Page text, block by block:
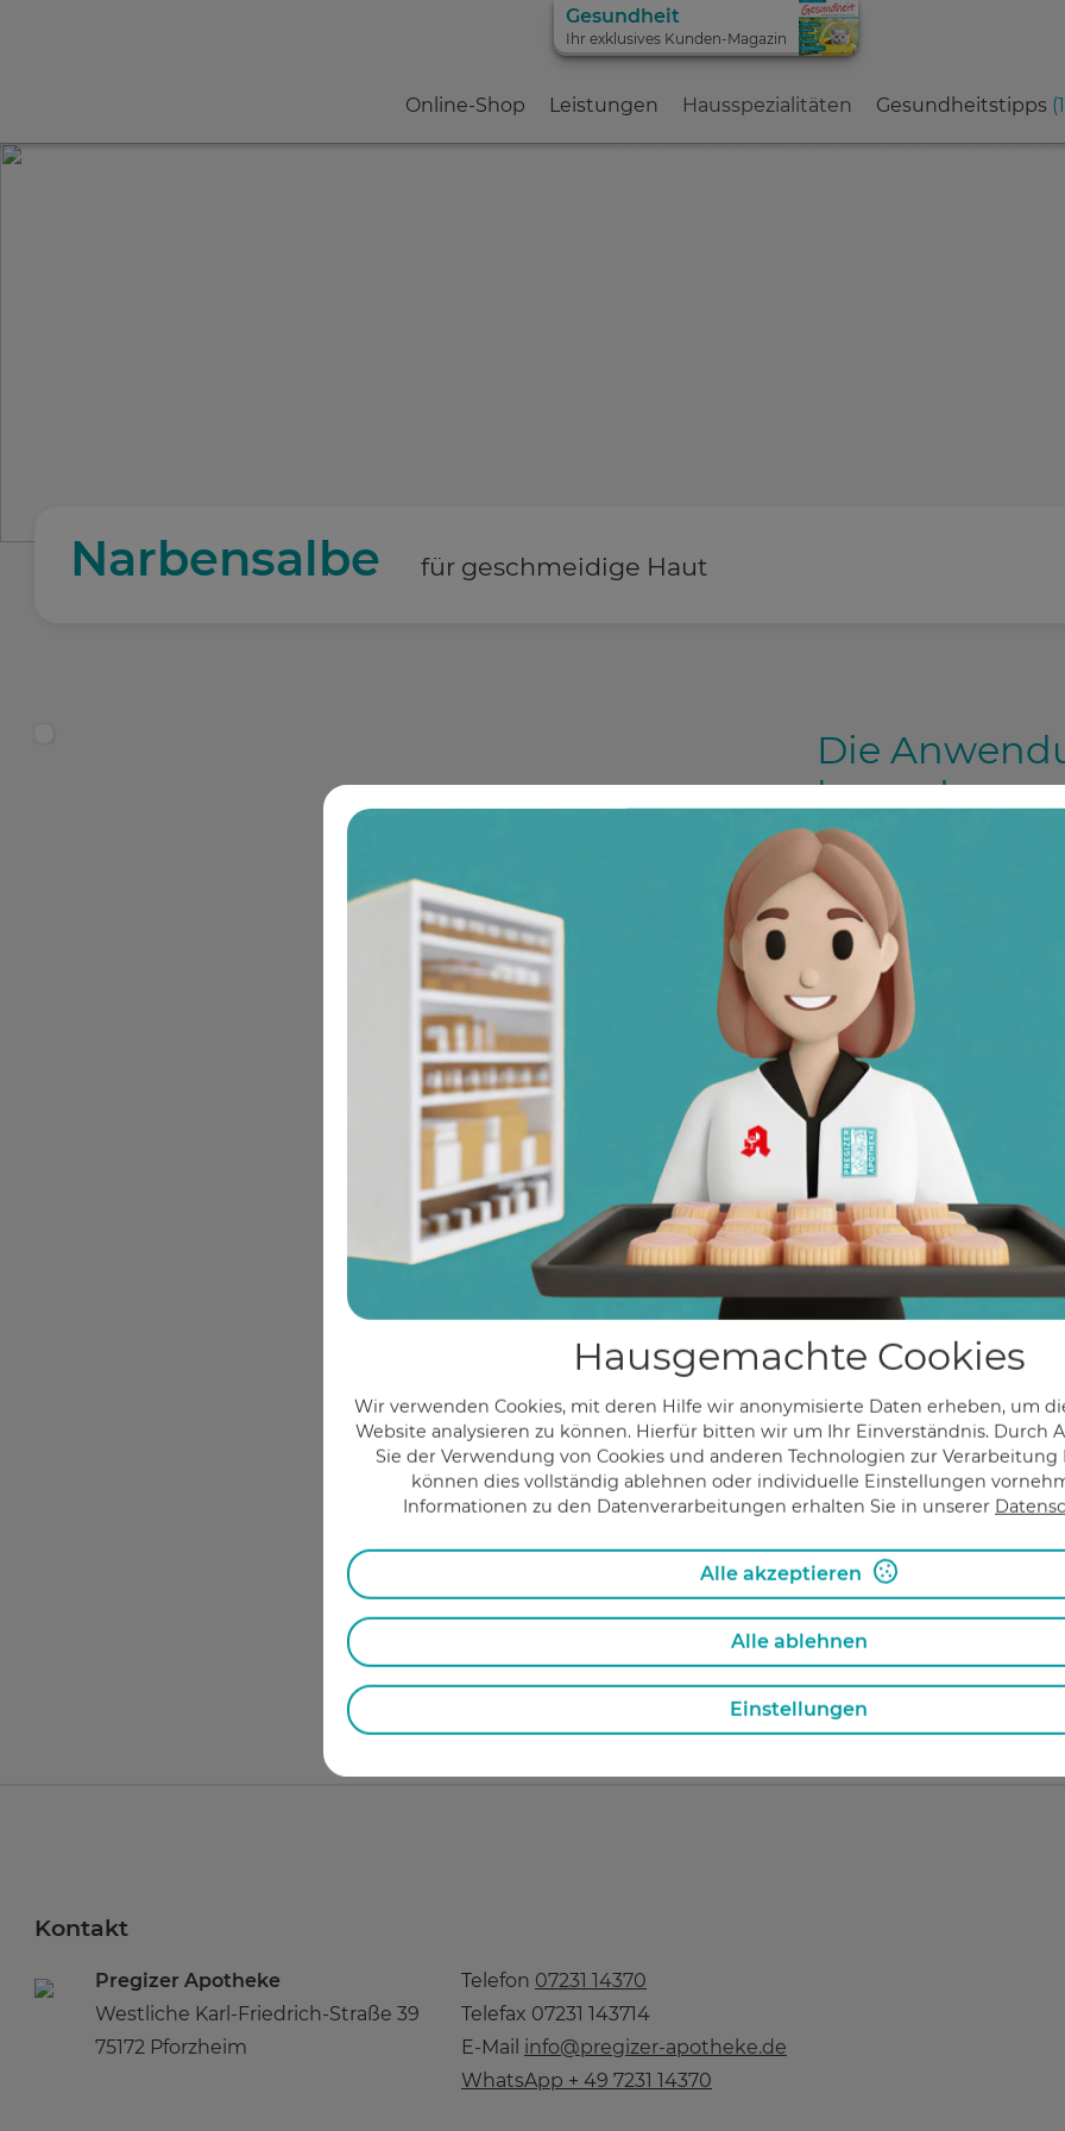
Hausgemachte Cookies
Wir verwenden Cookies, mit deren Hilfe wir anonymisierte Daten erheben, um
Website analysieren zu können. Hierfür bitten wir um Ihr Einverständnis. Durch
Sie der Verwendung von Cookies und anderen Technologien zur Verarbeitung
können dies vollständig ablehnen oder individuelle Einstellungen
Informationen zu den Datenverarbeitungen erhalten Sie in unserer
Alle akzeptieren
Alle ablehnen
Einstellungen
Gesundheit
Ihr exklusives Kunden-Magazin
Online-Shop Leistungen Hausspezialitäten Gesundheitstipps
Narbensalbe für geschmeidige Haut
Die
kann den
von
Narben
Inhaltsstoffe (Wirkstoffe
50 g enthalten:
Oleum Bergamottae
Mentholum
Lanolinum Paraffin.
Anwendungshinweise:
Dreimal täglich auf die
eventuelle Fäden
frühzeitiger Beginn kann
Gegenanzeigen:
Nicht anwenden bei
Wichtige Hinweise:
Lagerhinweis: Nicht
lagern.
Für Kinder
Haltbar bis 6 Monate
Jetzt bestellen
Kontakt
Pregizer Apotheke
Westliche Karl-Friedrich-Straße 39
75172 Pforzheim
Telefon 07231 14370
Telefax 07231 143714
E-Mail info@pregizer-apotheke.de
WhatsApp + 49 7231 14370